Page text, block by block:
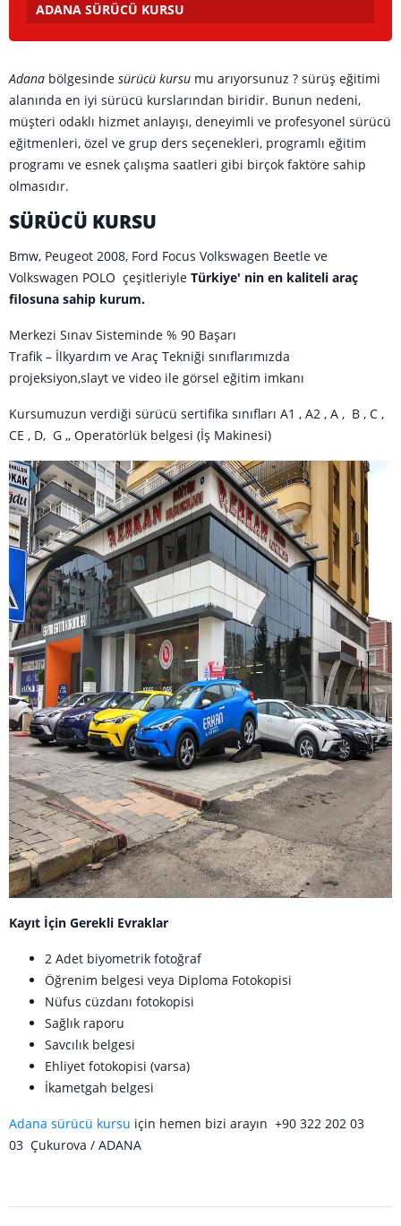
ADANA SÜRÜCÜ KURSU
Adana bölgesinde sürücü kursu mu arıyorsunuz ? sürüş eğitimi
alanında en iyi sürücü kurslarından biridir. Bunun nedeni,
müşteri odaklı hizmet anlayışı, deneyimli ve profesyonel sürücü
eğitmenleri, özel ve grup ders seçenekleri, programlı eğitim
programı ve esnek çalışma saatleri gibi birçok faktöre sahip
olmasıdır.
SÜRÜCÜ KURSU
Bmw, Peugeot 2008, Ford Focus Volkswagen Beetle ve
Volkswagen POLO çeşitleriyle Türkiye' nin en kaliteli araç
filosuna sahip kurum.
Merkezi Sınav Sisteminde % 90 Başarı
Trafik – İlkyardım ve Araç Tekniği sınıflarımızda
projeksiyon,slayt ve video ile görsel eğitim imkanı
Kursumuzun verdiği sürücü sertifika sınıfları A1 , A2 , A , B , C ,
CE , D, G ,, Operatörlük belgesi (İş Makinesi)
Kayıt İçin Gerekli Evraklar
2 Adet biyometrik fotoğraf
Öğrenim belgesi veya Diploma Fotokopisi
Nüfus cüzdanı fotokopisi
Sağlık raporu
Savcılık belgesi
Ehliyet fotokopisi (varsa)
İkametgah belgesi
Adana sürücü kursu için hemen bizi arayın +90 322 202 03
03 Çukurova / ADANA